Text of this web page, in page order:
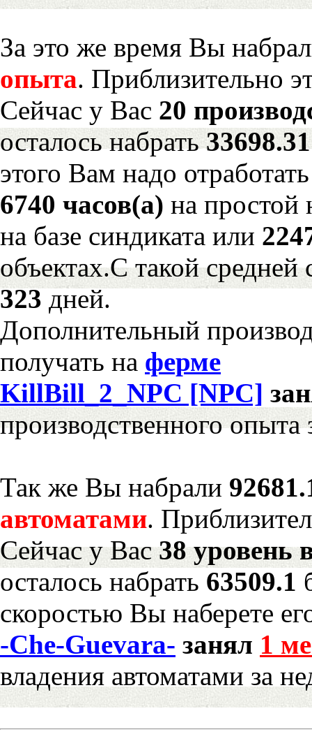
За это же время Вы
опыта. Приблизительно
Сейчас у Вас 20
осталось набрать
этого Вам надо отработать
6740 часов(а) на
на базе синдиката или
объектах.С такой средней
323дней.
Дополнительный
получать на ферме
KillBill_2_NPC [NPC]
производственного опыта
Так же Вы набрали
автоматами.
Сейчас у Вас38 уровень
осталось набрать 63509.1
скоростью Вы наберете
-Che-Guevara- занял 1
владения автоматами за